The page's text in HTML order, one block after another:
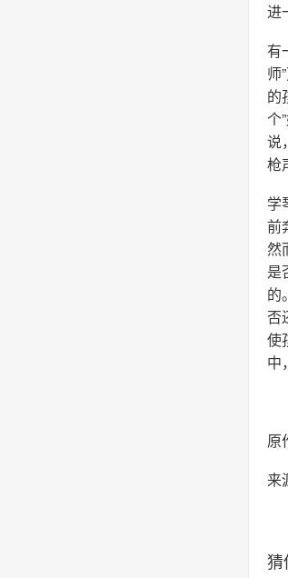
进
有
师
的
个
说
枪
学
前
然
是
的
否
使
中
原
来
猜